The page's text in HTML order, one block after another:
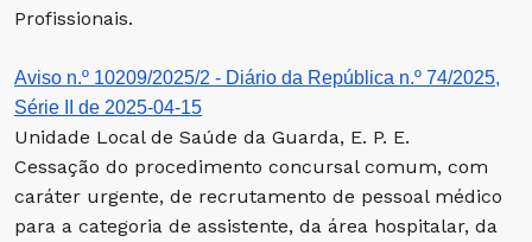
Profissionais.
Aviso n.º 10209/2025/2 - Diário da República n.º 74/2025,
Série II de 2025-04-15
Unidade Local de Saúde da Guarda, E. P. E.
Cessação do procedimento concursal comum, com
caráter urgente, de recrutamento de pessoal médico
para a categoria de assistente, da área hospitalar, da